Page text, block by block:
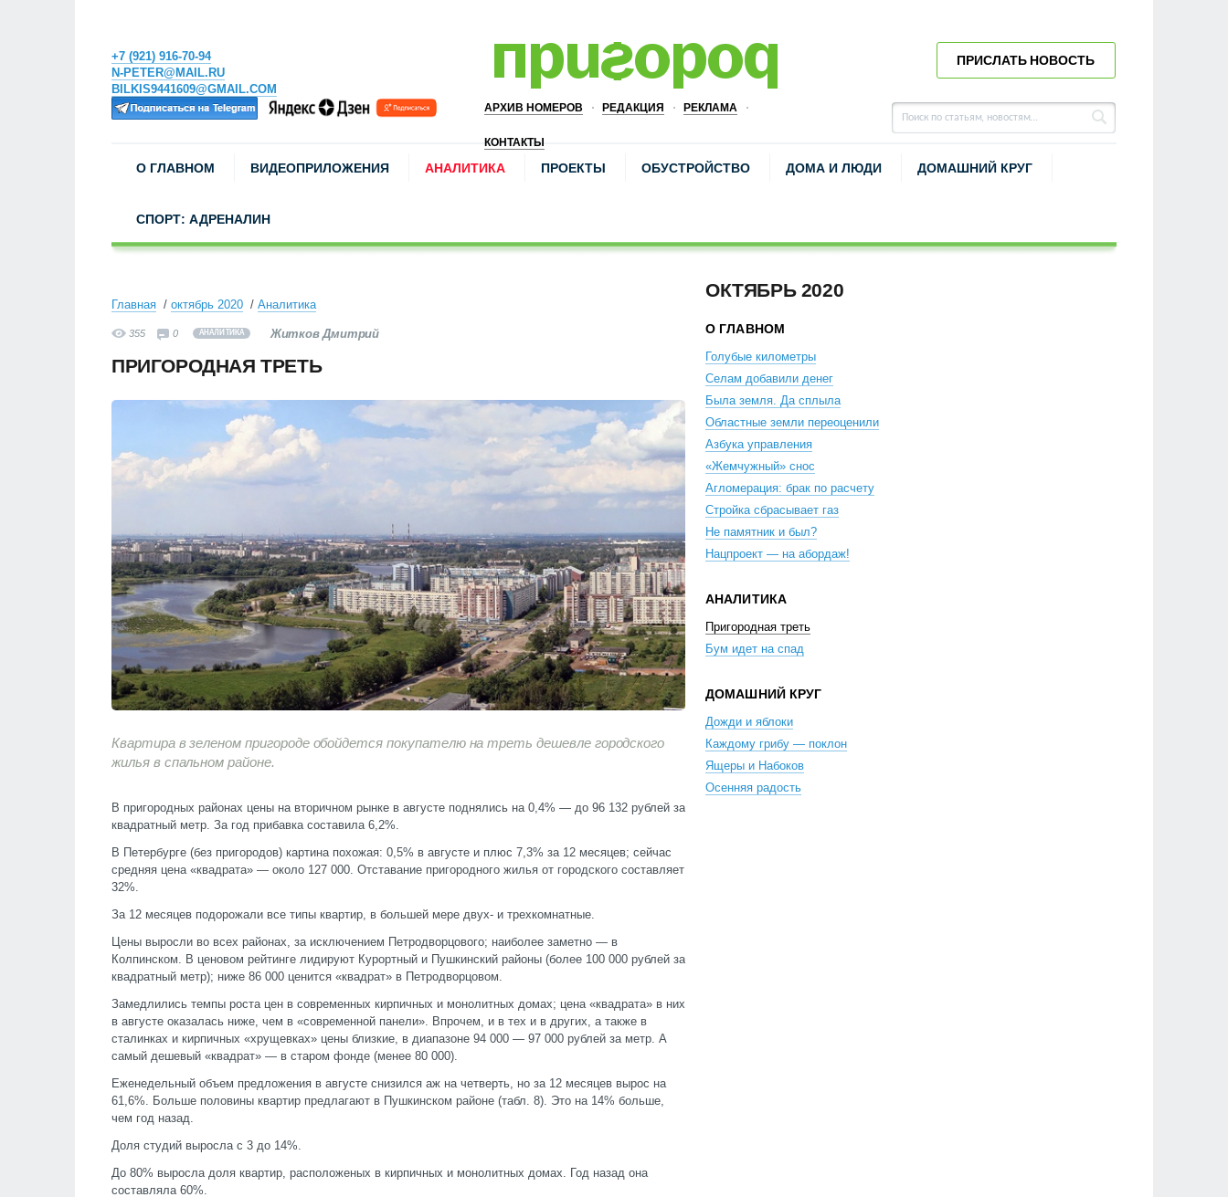
+7 (921) 916-70-94
N-PETER@MAIL.RU
BILKIS9441609@GMAIL.COM
АРХИВ НОМЕРОВ РЕДАКЦИЯ РЕКЛАМА
КОНТАКТЫ
ПРИСЛАТЬ НОВОСТЬ
О ГЛАВНОМ ВИДЕОПРИЛОЖЕНИЯ АНАЛИТИКА ПРОЕКТЫ ОБУСТРОЙСТВО ДОМА И ЛЮДИ ДОМАШНИЙ КРУГ
СПОРТ: АДРЕНАЛИН
Главная октябрь 2020 Аналитика
355 0 АНАЛИТИКА Житков Дмитрий
ПРИГОРОДНАЯ ТРЕТЬ
Квартира в зеленом пригороде обойдется покупателю на треть дешевле городского
жилья в спальном районе.
В пригородных районах цены на вторичном рынке в августе поднялись на 0,4% — до 96 132 рублей за
квадратный метр. За год прибавка составила 6,2%.
В Петербурге (без пригородов) картина похожая: 0,5% в августе и плюс 7,3% за 12 месяцев; сейчас
средняя цена «квадрата» — около 127 000. Отставание пригородного жилья от городского составляет
32%.
За 12 месяцев подорожали все типы квартир, в большей мере двух- и трехкомнатные.
Цены выросли во всех районах, за исключением Петродворцового; наиболее заметно — в
Колпинском. В ценовом рейтинге лидируют Курортный и Пушкинский районы (более 100 000 рублей за
квадратный метр); ниже 86 000 ценится «квадрат» в Петродворцовом.
Замедлились темпы роста цен в современных кирпичных и монолитных домах; цена «квадрата» в них
в августе оказалась ниже, чем в «современной панели». Впрочем, и в тех и в других, а также в
сталинках и кирпичных «хрущевках» цены близкие, в диапазоне 94 000 — 97 000 рублей за метр. А
самый дешевый «квадрат» — в старом фонде (менее 80 000).
Еженедельный объем предложения в августе снизился аж на четверть, но за 12 месяцев вырос на
61,6%. Больше половины квартир предлагают в Пушкинском районе (табл. 8). Это на 14% больше,
чем год назад.
Доля студий выросла с 3 до 14%.
До 80% выросла доля квартир, расположеных в кирпичных и монолитных домах. Год назад она
составляла 60%.
ОКТЯБРЬ 2020
О ГЛАВНОМ
Голубые километры
Селам добавили денег
Была земля. Да сплыла
Областные земли переоценили
Азбука управления
«Жемчужный» снос
Агломерация: брак по расчету
Стройка сбрасывает газ
Не памятник и был?
Нацпроект — на абордаж!
АНАЛИТИКА
Пригородная треть
Бум идет на спад
ДОМАШНИЙ КРУГ
Дожди и яблоки
Каждому грибу — поклон
Ящеры и Набоков
Осенняя радость